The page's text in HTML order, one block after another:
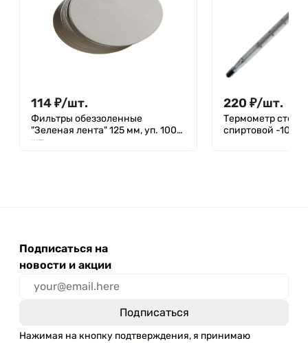
114₽/шт.
Фильтры обеззоленные
"Зеленая лента" 125 мм, уп. 100
шт.
220 ₽/шт.
Термометр
спиртовой -10
Подписаться на
новости и акции
Нажимая на кнопку подтверждения, я принимаю